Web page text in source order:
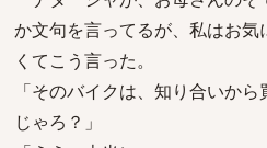
か文句を言ってるが、私はお
くてこう言った。
「そのバイクは、知り合いか
じゃろ？」